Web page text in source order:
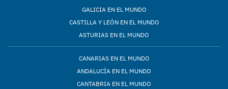
GALICIA EN EL MUNDO
CASTILLA Y LEÓN EN EL MUNDO
ASTURIAS EN EL MUNDO
CANARIAS EN EL MUNDO
ANDALUCÍA EN EL MUNDO
CANTABRIA EN EL MUNDO